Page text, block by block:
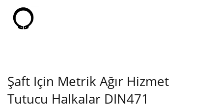
Şaft Için Metrik Ağır Hizmet
Tutucu Halkalar DIN471